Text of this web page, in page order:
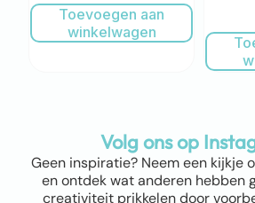
Toevoegen aan
winkelwagen
Volg ons op
Geen inspiratie? Neem een kijkje
en ontdek wat anderen hebben
creativiteit prikkelen door